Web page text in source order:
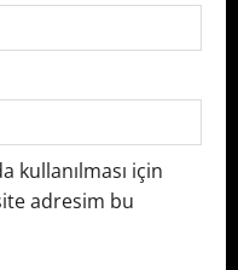
kullanılması için
adresim bu